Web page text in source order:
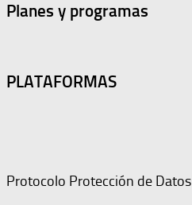
Planes y programas
PLATAFORMAS
Protocolo Protección de Datos